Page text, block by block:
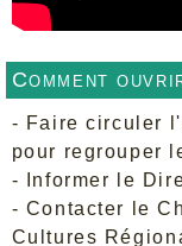
Comment
- Faire circuler
pour regrouper
- Informer le
- Contacter le
Cultures